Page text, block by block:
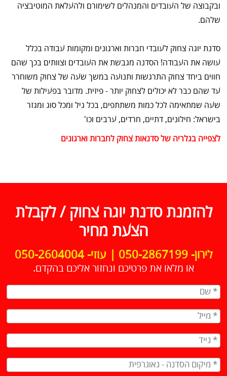
ובקבוצה של העובדים והמנהלים לשימורם ולהעלאת המוטיבציה
שלהם.
סדנת יוגה צחוק לעובדי חברות וארגונים ומקומות עבודה בכלל
עושה את העבודה! הסדנה מגבשת את העובדים וצוותים בכך שהם
חווים ביחד צחוק התרגשות ותנועה במשך שעה של צחוק משוחרר
עד שהם כבר לא יכולים לצחוק יותר - פיזית. מדובר בפעילות של
שעה שמתאימה לכל כמות משתתפים, בכל גיל ומכל סוג ומגזר
בישראל: חילונים, דתיים, חרדים, ערבים וכו'
לצפייה בגלריה של סדנאות צחוק לחברות וארגונים
להזמנת סדנת יוגה צחוק / לקבלת
הצעת מחיר
לירון- 050-2867199 | עוזי- 050-2604004
או מלאו את פרטיכם ונחזור אליכם בהקדם.